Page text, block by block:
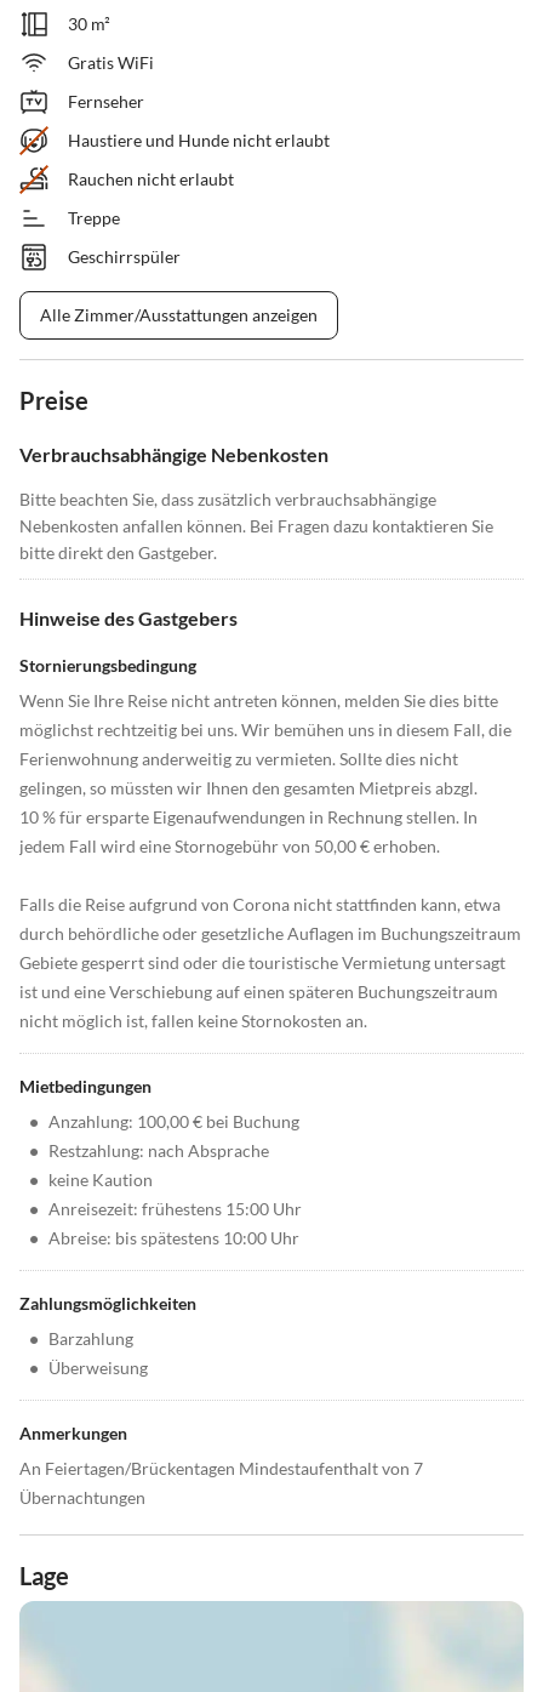
30 m²
Gratis WiFi
Fernseher
Haustiere und Hunde nicht erlaubt
Rauchen nicht erlaubt
Treppe
Geschirrspüler
Alle Zimmer/Ausstattungen anzeigen
Preise
Verbrauchsabhängige Nebenkosten
Bitte beachten Sie, dass zusätzlich verbrauchsabhängige
Nebenkosten anfallen können. Bei Fragen dazu kontaktieren Sie
bitte direkt den Gastgeber.
Hinweise des Gastgebers
Stornierungsbedingung
Wenn Sie Ihre Reise nicht antreten können, melden Sie dies bitte
möglichst rechtzeitig bei uns. Wir bemühen uns in diesem Fall, die
Ferienwohnung anderweitig zu vermieten. Sollte dies nicht
gelingen, so müssten wir Ihnen den gesamten Mietpreis abzgl.
10 % für ersparte Eigenaufwendungen in Rechnung stellen. In
jedem Fall wird eine Stornogebühr von 50,00 € erhoben.
Falls die Reise aufgrund von Corona nicht stattfinden kann, etwa
durch behördliche oder gesetzliche Auflagen im Buchungszeitraum
Gebiete gesperrt sind oder die touristische Vermietung untersagt
ist und eine Verschiebung auf einen späteren Buchungszeitraum
nicht möglich ist, fallen keine Stornokosten an.
Mietbedingungen
• Anzahlung: 100,00 € bei Buchung
• Restzahlung: nach Absprache
• keine Kaution
• Anreisezeit: frühestens 15:00 Uhr
• Abreise: bis spätestens 10:00 Uhr
Zahlungsmöglichkeiten
• Barzahlung
• Überweisung
Anmerkungen
An Feiertagen/Brückentagen Mindestaufenthalt von 7
Übernachtungen
Lage